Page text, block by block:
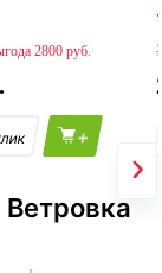
2800
+